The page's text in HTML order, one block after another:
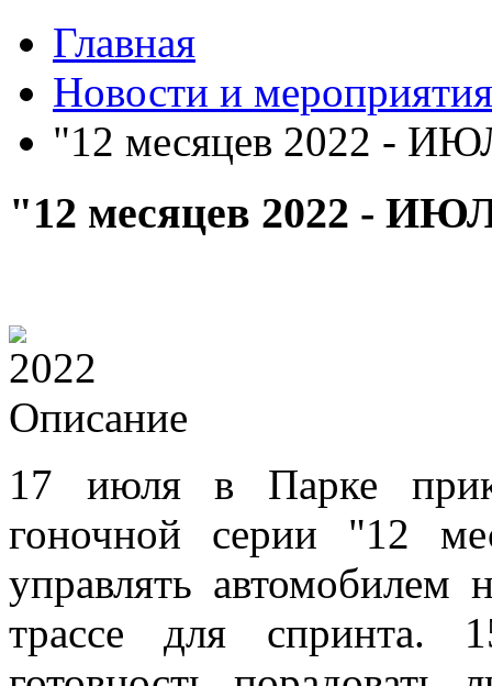
Главная
Новости и мероприятия
"12 месяцев 2022 -
"12 месяцев 2022 -
Описание
17 июля в Парке
гоночной серии "12
управлять автомобилем
трассе для спринта.